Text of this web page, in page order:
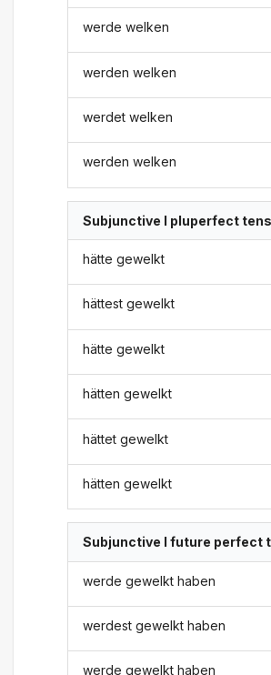
werde welken
werden welken
werdet welken
werden welken
Subjunctive I pluperfect
hätte gewelkt
hättest gewelkt
hätte gewelkt
hätten gewelkt
hättet gewelkt
hätten gewelkt
Subjunctive I future perfect
werde gewelkt haben
werdest gewelkt haben
werde gewelkt haben